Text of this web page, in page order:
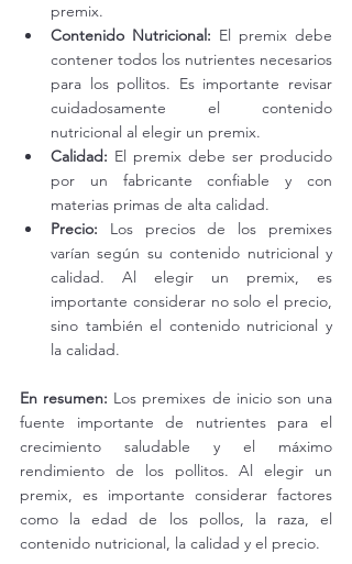
premix.
Contenido Nutricional: El premix debe
contener todos los nutrientes necesarios
para los pollitos. Es importante revisar
cuidadosamente el contenido
nutricional al elegir un premix.
Calidad: El premix debe ser producido
por un fabricante confiable y con
materias primas de alta calidad.
Precio: Los precios de los premixes
varían según su contenido nutricional y
calidad. Al elegir un premix, es
importante considerar no solo el precio,
sino también el contenido nutricional y
la calidad.
En resumen: Los premixes de inicio son una
fuente importante de nutrientes para el
crecimiento saludable y el máximo
rendimiento de los pollitos. Al elegir un
premix, es importante considerar factores
como la edad de los pollos, la raza, el
contenido nutricional, la calidad y el precio.